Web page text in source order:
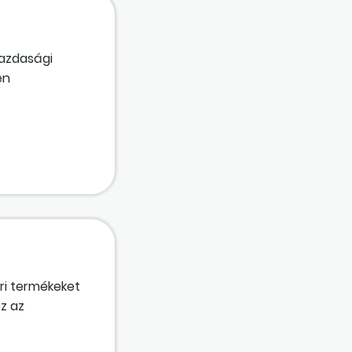
bizonyos
között a
termékeket
az
a